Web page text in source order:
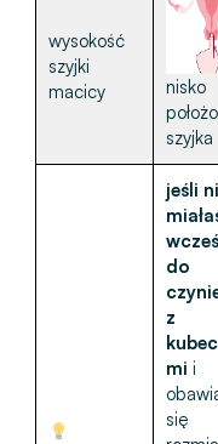
wysokość
szyjki
macicy
nisko
szyjka
jeśli
do
z
mi i
się